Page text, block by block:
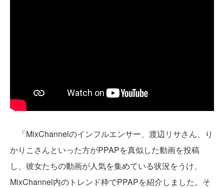
「MixChannelのインフルエンサー、渡辺リサさん、り
かりこさんといった方がPPAPを真似した動画を投稿
し、彼女たちの動画が人気を集めている状況をうけ、
MixChannel内のトレンド枠でPPAPを紹介しました。そ